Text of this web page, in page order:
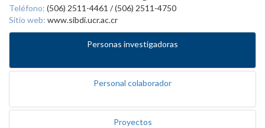
Teléfono: (506) 2511-4461 / (506) 2511-4750
Sitio web: www.sibdi.ucr.ac.cr
Personas investigadoras
Personal colaborador
Proyectos